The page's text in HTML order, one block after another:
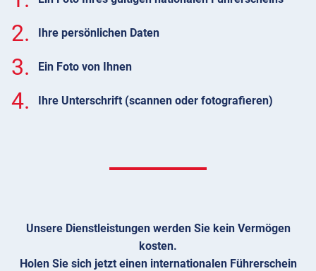
2. Ihre persönlichen Daten
3. Ein Foto von Ihnen
4. Ihre Unterschrift (scannen oder fotografieren)
Unsere Dienstleistungen werden Sie kein Vermögen
kosten.
Holen Sie sich jetzt einen internationalen Führerschein